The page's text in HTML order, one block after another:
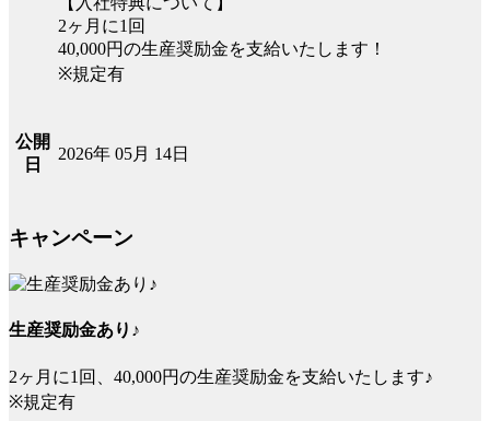
2ヶ月に1回
40,000円の生産奨励金を支給いたします！
※規定有
公開
日
2026年 05月 14日
キャンペーン
生産奨励金あり♪
2ヶ月に1回、40,000円の生産奨励金を支給いたします♪
※規定有